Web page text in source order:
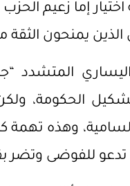
إما زعيم
الذين يمنحون
المتشدد
بتشكيل
وهذه تهمة
للفوضى وتضر